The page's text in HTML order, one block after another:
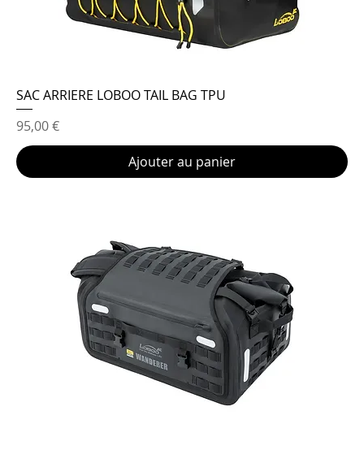
SAC ARRIERE LOBOO TAIL BAG TPU
Prix
95,00 €
Ajouter au panier